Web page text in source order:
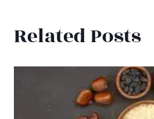
Related Posts